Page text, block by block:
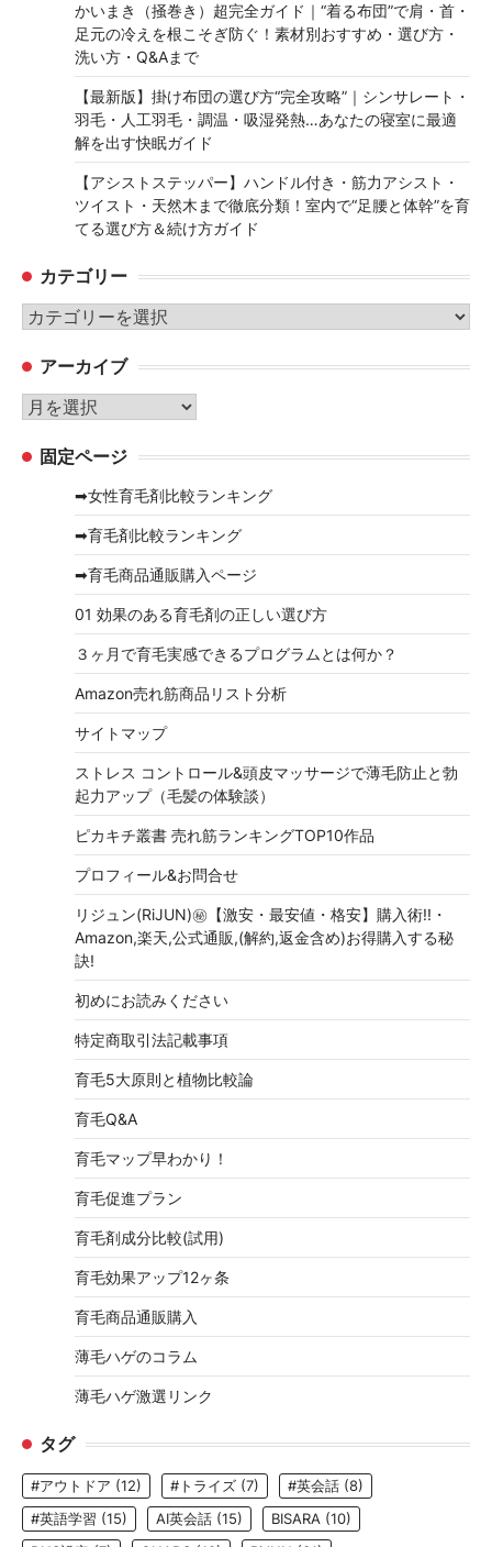
かいまき（掻巻き）超完全ガイド｜“着る布団”で肩・首・
足元の冷えを根こそぎ防ぐ！素材別おすすめ・選び方・
洗い方・Q&Aまで
【最新版】掛け布団の選び方“完全攻略”｜シンサレート・
羽毛・人工羽毛・調温・吸湿発熱…あなたの寝室に最適
解を出す快眠ガイド
【アシストステッパー】ハンドル付き・筋力アシスト・
ツイスト・天然木まで徹底分類！室内で“足腰と体幹”を育
てる選び方＆続け方ガイド
カテゴリー
カ
ゴ
リ
ー
アーカイブ
ア
カ 固定ページ
➡女性育毛剤比較ランキング
➡育毛剤比較ランキング
➡育毛商品通販購入ページ
01 効果のある育毛剤の正しい選び方
３ヶ月で育毛実感できるプログラムとは何か？
Amazon売れ筋商品リスト分析
サイトマップ
ストレス コントロール&頭皮マッサージで薄毛防止と勃
起力アップ（毛髪の体験談）
ピカキチ叢書 売れ筋ランキングTOP10作品
プロフィール&お問合せ
リジュン(RiJUN)㊙【激安・最安値・格安】購入術!!・
Amazon,楽天,公式通販,(解約,返金含め)お得購入する秘
訣!
初めにお読みください
特定商取引法記載事項
育毛5大原則と植物比較論
育毛Q&A
育毛マップ早わかり！
育毛促進プラン
育毛剤成分比較(試用)
育毛効果アップ12ヶ条
育毛商品通販購入
薄毛ハゲのコラム
薄毛ハゲ激選リンク
タグ
#アウトドア (12) #トライズ (7) #英会話 (8)
#英語学習 (15) AI英会話 (15) BISARA (10)